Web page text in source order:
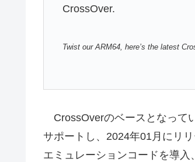
CrossOver.
Twist our ARM64, here’s the latest
CrossOverのベースとなって
サポートし、2024年01月にリ
エミュレーションコードを導